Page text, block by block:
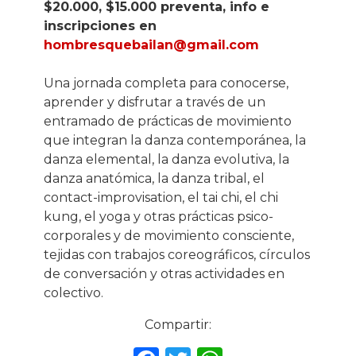
$20.000, $15.000 preventa, info e
inscripciones en
hombresquebailan@gmail.com
Una jornada completa para conocerse,
aprender y disfrutar a través de un
entramado de prácticas de movimiento
que integran la danza contemporánea, la
danza elemental, la danza evolutiva, la
danza anatómica, la danza tribal, el
contact-improvisation, el tai chi, el chi
kung, el yoga y otras prácticas psico-
corporales y de movimiento consciente,
tejidas con trabajos coreográficos, círculos
de conversación y otras actividades en
colectivo.
Compartir: